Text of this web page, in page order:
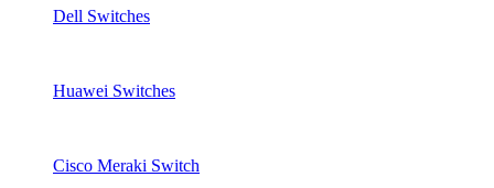
Dell Switches
Huawei Switches
Cisco Meraki Switch